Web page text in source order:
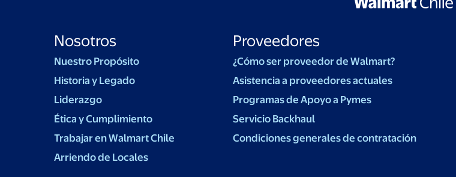
Nosotros
Nuestro Propósito
Historia y Legado
Liderazgo
Ética y Cumplimiento
Trabajar en Walmart Chile
Arriendo de Locales
Proveedores
¿Cómo ser proveedor de Walmart?
Asistencia a proveedores actuales
Programas de Apoyo a Pymes
Servicio Backhaul
Condiciones generales de contratación